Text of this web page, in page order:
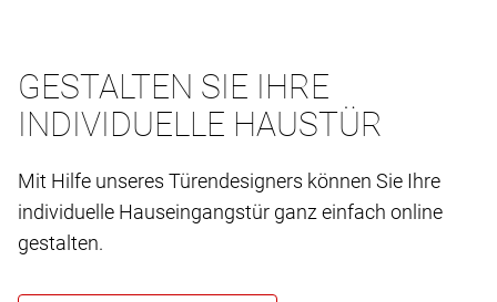
GESTALTEN SIE IHRE
INDIVIDUELLE HAUSTÜR
Mit Hilfe unseres Türendesigners können Sie Ihre
individuelle Hauseingangstür ganz einfach online
gestalten.